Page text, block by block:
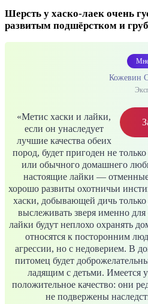
Шерсть у хаско-лаек очень
развитым подшёрстком и
Кожевин
«Метис хаски и лайки,
если он унаследует
лучшие качества обеих
пород, будет пригоден не
или обычного домашнего
настоящие лайки —
хорошо развиты охотничьи
хаски, добывающей дичь только
выслеживать зверя именно
лайки будут неплохо охранять
относятся к посторонним
агрессии, но с недоверием. В
питомец будет
ладящим с детьми. Имеется
положительное качество: они
не подвержены